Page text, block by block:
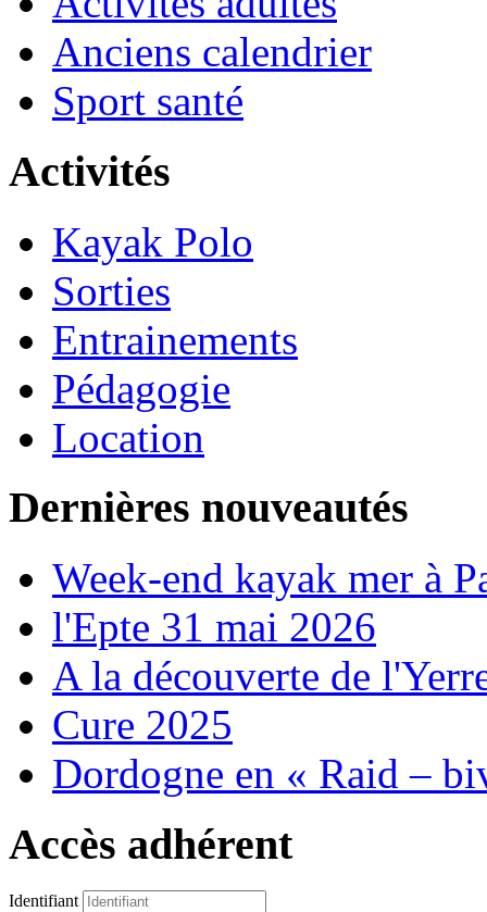
Anciens calendrier
Sport santé
Activités
Kayak Polo
Sorties
Entrainements
Pédagogie
Location
Dernières nouveautés
Week-end kayak mer à
l'Epte 31 mai 2026
A la découverte de
Cure 2025
Dordogne en « Raid –
Accès adhérent
Identifiant